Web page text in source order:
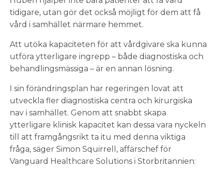
tidigare, utan gör det också möjligt för dem att få
vård i samhället närmare hemmet.
Att utöka kapaciteten för att vårdgivare ska kunna
utföra ytterligare ingrepp – både diagnostiska och
behandlingsmässiga – är en annan lösning.
I sin förändringsplan har regeringen lovat att
utveckla fler diagnostiska centra och kirurgiska
nav i samhället. Genom att snabbt skapa
ytterligare klinisk kapacitet kan dessa vara nyckeln
till att framgångsrikt ta itu med denna viktiga
fråga, säger Simon Squirrell, affärschef för
Vanguard Healthcare Solutions i Storbritannien: